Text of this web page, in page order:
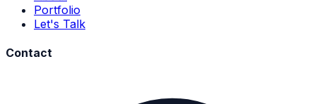
Portfolio
Let's Talk
Contact